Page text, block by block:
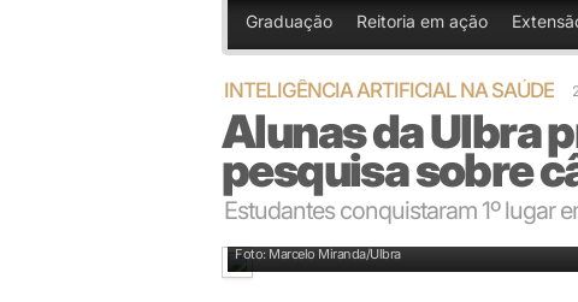
Graduação Reitoria em ação
INTELIGÊNCIA ARTIFICIAL NA SAÚDE
Alunas da Ulbra
pesquisa sobre
Estudantes conquistaram 1º lugar
Foto: Marcelo Miranda/Ulbra